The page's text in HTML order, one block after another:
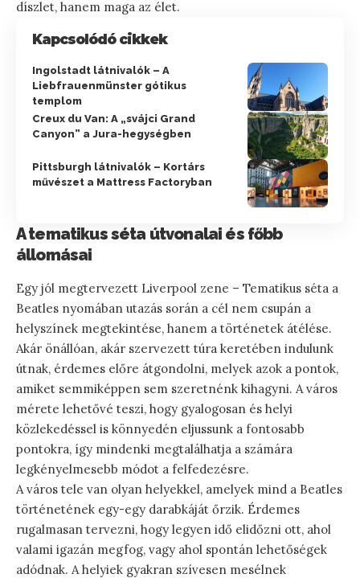
díszlet, hanem maga az élet.
Kapcsolódó cikkek
Ingolstadt látnivalók – A
Liebfrauenmünster gótikus
templom
Creux du Van: A „svájci Grand
Canyon” a Jura-hegységben
Pittsburgh látnivalók – Kortárs
művészet a Mattress Factoryban
A tematikus séta útvonalai és főbb
állomásai
Egy jól megtervezett Liverpool zene – Tematikus séta a
Beatles nyomában utazás során a cél nem csupán a
helyszínek megtekintése, hanem a történetek átélése.
Akár önállóan, akár szervezett túra keretében indulunk
útnak, érdemes előre átgondolni, melyek azok a pontok,
amiket semmiképpen sem szeretnénk kihagyni. A város
mérete lehetővé teszi, hogy gyalogosan és helyi
közlekedéssel is könnyedén eljussunk a fontosabb
pontokra, így mindenki megtalálhatja a számára
legkényelmesebb módot a felfedezésre.
A város tele van olyan helyekkel, amelyek mind a Beatles
történetének egy-egy darabkáját őrzik. Érdemes
rugalmasan tervezni, hogy legyen idő elidőzni ott, ahol
valami igazán megfog, vagy ahol spontán lehetőségek
adódnak. A helyiek gyakran szívesen mesélnek